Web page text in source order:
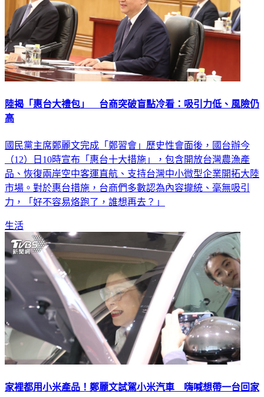
陸揭「惠台大禮包」 台商突破盲點冷看：吸引力低、風險仍
高
國民黨主席鄭麗文完成「鄭習會」歷史性會面後，國台辦今
（12）日10時宣布「惠台十大措施」，包含開放台灣農漁產
品、恢復兩岸空中客運直航、支持台灣中小微型企業開拓大陸
市場。對於惠台措施，台商們多數認為內容攏統、毫無吸引
力，「好不容易烙跑了，誰想再去？」
生活
家裡都用小米產品！鄭麗文試駕小米汽車 嗨喊想帶一台回家